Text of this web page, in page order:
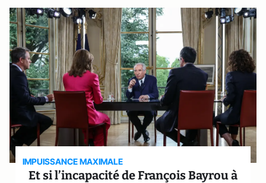
IMPUISSANCE MAXIMALE
Et si l’incapacité de François Bayrou à